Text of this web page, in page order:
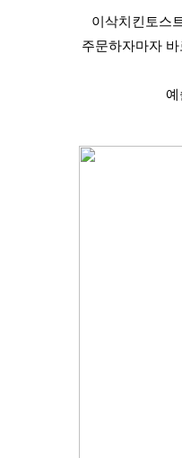
이삭치킨토스
주문하자마자
예